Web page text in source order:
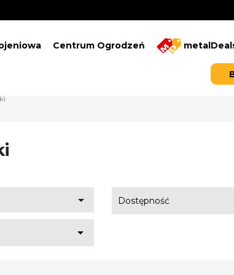
Centrum Ogrodzeń
 Dostępność
